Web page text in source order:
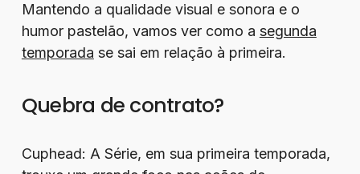
Mantendo a qualidade visual e sonora e o
humor pastelão, vamos ver como a segunda
temporada se sai em relação à primeira.
Quebra de contrato?
Cuphead: A Série, em sua primeira temporada,